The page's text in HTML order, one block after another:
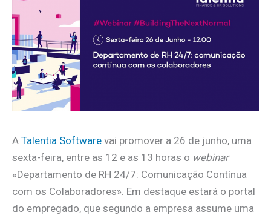
A Talentia Software vai promover a 26 de junho, uma
sexta-feira, entre as 12 e as 13 horas o webinar
«Departamento de RH 24/7: Comunicação Contínua
com os Colaboradores». Em destaque estará o portal
do empregado, que segundo a empresa assume uma